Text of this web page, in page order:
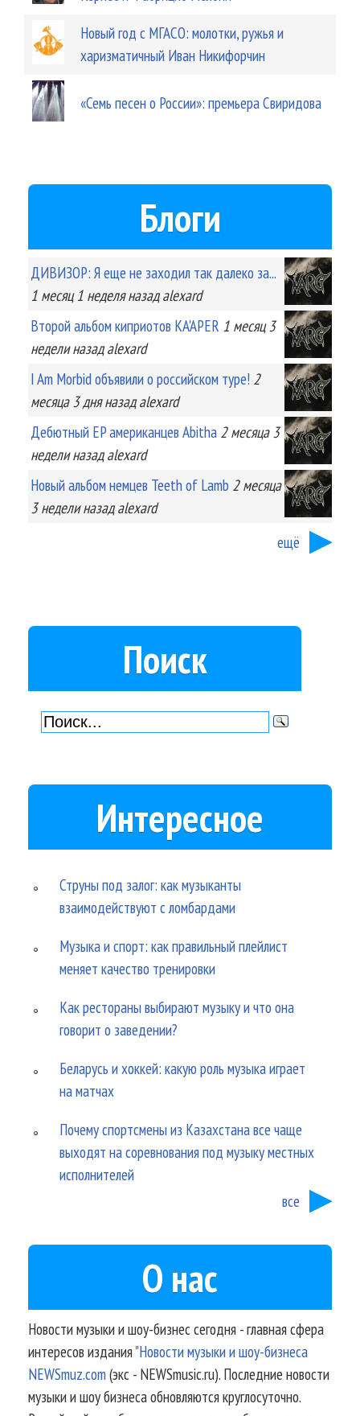
Новый год с МГАСО: молотки, ружья и
харизматичный Иван Никифорчин
«Семь песен о России»: премьера Свиридова
Блоги
ДИВИЗОР: Я еще не заходил так далеко за...
1 месяц 1 неделяназад alexard
Второй альбом киприотов KA'APER 1 месяц 3
неделиназад alexard
I Am Morbid объявили о российском туре! 2
месяца 3 дняназад alexard
Дебютный EP американцев Abitha 2 месяца 3
неделиназад alexard
Новый альбом немцев Teeth of Lamb 2 месяца
3 неделиназад alexard
ещё
Поиск
Интересное
Струны под залог: как музыканты
взаимодействуют с ломбардами
Музыка и спорт: как правильный плейлист
меняет качество тренировки
Как рестораны выбирают музыку и что она
говорит о заведении?
Беларусь и хоккей: какую роль музыка играет
на матчах
Почему спортсмены из Казахстана все чаще
выходят на соревнования под музыку местных
исполнителей
все
О нас
Новости музыки и шоу-бизнес сегодня - главная сфера
интересов издания"Новости музыки и шоу-бизнеса
NEWSmuz.com(экс - NEWSmusic.ru). Последние новости
музыки и шоу бизнеса обновляются круглосуточно.